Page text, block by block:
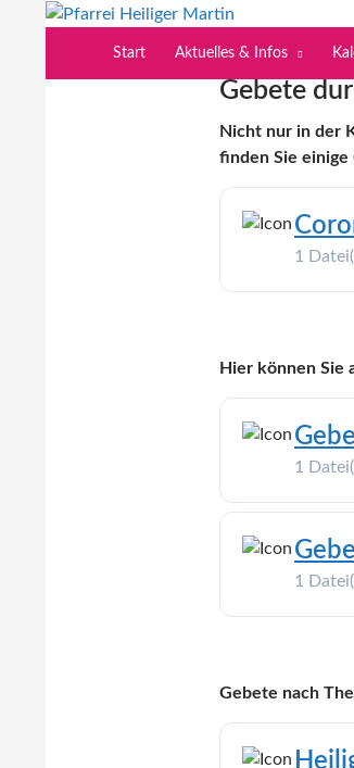
Pfarrei Heiliger Martin
Start Aktuelles & Infos
Gebete
Nicht nur in der
finden Sie einige
1
Hier können Sie
1
1
Gebete nach